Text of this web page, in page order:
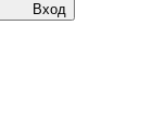
Вход